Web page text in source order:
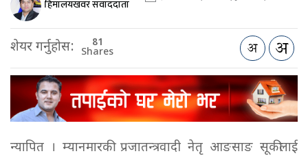
हिमालयखवर संवाददाता
शेयर गर्नुहोस: 81
Shares
न्यापित । म्यानमारकी प्रजातन्त्रवादी नेतृ आङसाङ सूकीलाई